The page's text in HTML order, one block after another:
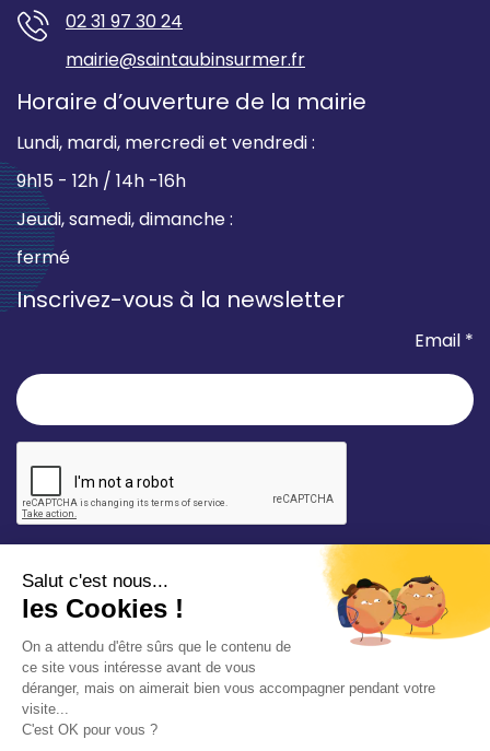
02 31 97 30 24
mairie@saintaubinsurmer.fr
Horaire d’ouverture de la mairie
Lundi, mardi, mercredi et vendredi :
9h15 - 12h / 14h -16h
Jeudi, samedi, dimanche :
fermé
Inscrivez-vous à la newsletter
Email *
Votre adresse e-mail est uniquement utilisée pour
vous envoyer les lettres d'information de la Mairie de
Saint-Aubin-sur-Mer. Vous pouvez à tout moment
utiliser le lien de désabonnement intégré dans la
newsletter. Consultez notre